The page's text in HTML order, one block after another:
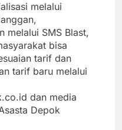
melalui
melalui SMS Blast,
bisa
tarif dan
tarif baru melalui
dan media
Depok